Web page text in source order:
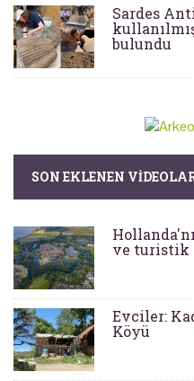
Sardes
bulundu
SON EKLENEN
ve turistik
Evciler:
Köyü